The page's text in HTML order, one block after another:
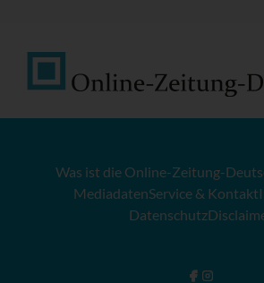
Was ist die Online-Zeitung-
MediadatenService & Kontakt
Datenschutz